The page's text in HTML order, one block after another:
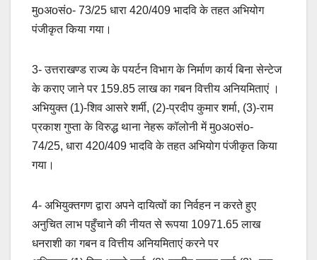
मुoअoसंo- 73/25 धारा 420/409 भादवि के तहत अभियोग
पंजीकृत किया गया।
3- उत्तराखण्ड राज्य के पयर्टन विभाग के निर्माण कार्य बिना सेन्टेज
के कराए जाने पर 159.85 लाख का गबन वित्तीय अनियमिताएं ।
अभियुक्त (1)-शिव आसरे शर्मी, (2)-प्रदीप कुमार शर्मा, (3)-राम
प्रकाश गुप्ता के विरुद्ध थाना नेहरू कॉलोनी में मुoअoसंo-
74/25, धारा 420/409 भादवि के तहत अभियोग पंजीकृत किया
गया।
4- अभियुक्तगण द्वारा अपने दायित्वों का निर्वहन न करते हुए
अनुचित लाभ पहुँचाने की नीयत से रूपया 10971.65 लाख
धनराशी का गबन व वित्तीय अनियमिताएं करने पर